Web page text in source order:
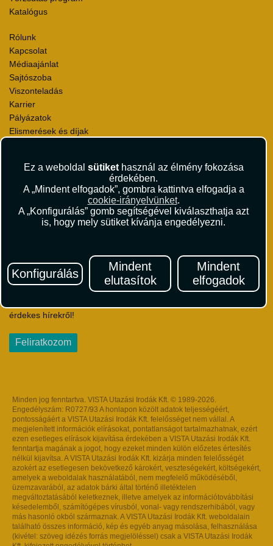
Ez a weboldal sütikethasznál az élmény fokozása
érdekében.
A „Mindent elfogadok”, gombra kattintva elfogadja a
cookie-irányelvünket.
A „Konfigurálás” gomb segítségével kiválaszthatja azt
is, hogy mely sütiket kívánja engedélyezni.
Konfigurálás
Mindent
elutasítok
Mindent
elfogadok
Katalógus
Rólunk
Kapcsolat
Médiaajánlat
Sajtószoba
Viszonteladás
Karrier
Pályázatok
Elismerések és díjak
Utazási Csomag Szerződési Feltételek
Útlemondás-biztosítás Szerződési Feltételek
Utasbiztosítás Szerződési Feltételek
Repülőjegy Szerződési Feltételek
Adatvédelem
Hírlevél
Iratkozzon fel Magyarország egyik legszínesebb utazási
érdekes hírekről!
Feliratkozom
Minden jog fenntartva. VISTA Utazási Irodák Kft. © 1989-2026.
Engedélyszám: R0727/93 A honlapon közölt adatok teljességéért,
pontosságáért a VISTA Utazási Irodák Kft. felelősséget nem vállal. A
megjelenített információk elírásokat, pontatlanságot tartalmazhatnak, ezért
ezen esetleges elírások kijavítása érdekében a VISTA Utazási Irodák Kft.
fenntartja magának a jogot, hogy ezeket minden külön előzetes értesítés
nélkül kijavítsa. A VISTA Utazási Irodák Kft. kizárja minden felelősségét
azokért az esetlegesen bekövetkező károkért, veszteségekért, költségekért,
amelyek a weboldalak használatából, nem megfelelő működéséből,
üzemzavarából, az adatok bárki által történő illetéktelen
megváltoztatásából keletkeznek, illetve amelyek az információtovábbítási
késedelemből, számítógépes vírusból, vonal- vagy rendszerhibából, vagy
más hasonló okból származnak. A VISTA Utazási Irodák Kft. weboldalain
található összes információ, kép és egyéb anyag másolása, felhasználása
(kivétel: szöveg idézés forrás megjelöléssel) csak a VISTA Utazási Irodák